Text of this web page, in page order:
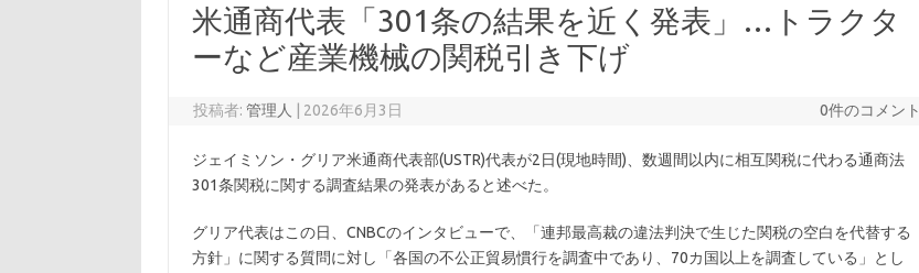
米通商代表「301条の結果を近く発表」…トラクタ
ーなど産業機械の関税引き下げ
投稿者:管理人 2026年6月3日 0件のコメント
ジェイミソン・グリア米通商代表部(USTR)代表が2日(現地時間)、数週間以内に相互関税に代わる通商法
301条関税に関する調査結果の発表があると述べた。
グリア代表はこの日、CNBCのインタビューで、「連邦最高裁の違法判決で生じた関税の空白を代替する
方針」に関する質問に対し「各国の不公正貿易慣行を調査中であり、70カ国以上を調査している」とし